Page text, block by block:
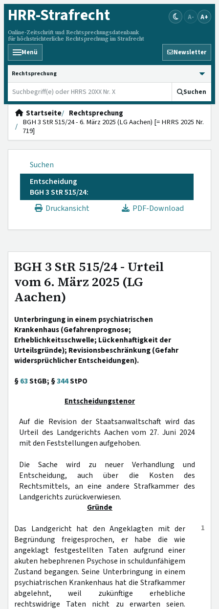
HRR-Strafrecht
Online-Zeitschrift und Rechtsprechungsdatenbank
für höchstrichterliche Rechtsprechung im Strafrecht
A- A+
Menü Newsletter
HRRS durchsuchen
Suchen
Startseite
Rechtsprechung
BGH 3 StR 515/24 - 6. März 2025 (LG Aachen) [= HRRS 2025 Nr.
719]
Suchen
Entscheidung
BGH 3 StR 515/24:
Druckansicht
PDF-Download
BGH 3 StR 515/24 - Urteil
vom 6. März 2025 (LG
Aachen)
Unterbringung in einem psychiatrischen
Krankenhaus (Gefahrenprognose;
Erheblichkeitsschwelle; Lückenhaftigkeit der
Urteilsgründe); Revisionsbeschränkung (Gefahr
widersprüchlicher Entscheidungen).
§63StGB; §344StPO
Entscheidungstenor
Auf die Revision der Staatsanwaltschaft wird das
Urteil des Landgerichts Aachen vom 27. Juni 2024
mit den Feststellungen aufgehoben.
Die Sache wird zu neuer Verhandlung und
Entscheidung, auch über die Kosten des
Rechtsmittels, an eine andere Strafkammer des
Landgerichts zurückverwiesen.
Gründe
1
Das Landgericht hat den Angeklagten mit der
Begründung freigesprochen, er habe die wie
angeklagt festgestellten Taten aufgrund einer
akuten hebephrenen Psychose in schuldunfähigem
Zustand begangen. Seine Unterbringung in einem
psychiatrischen Krankenhaus hat die Strafkammer
abgelehnt, weil zukünftige erhebliche
rechtswidrige Taten nicht zu erwarten seien.